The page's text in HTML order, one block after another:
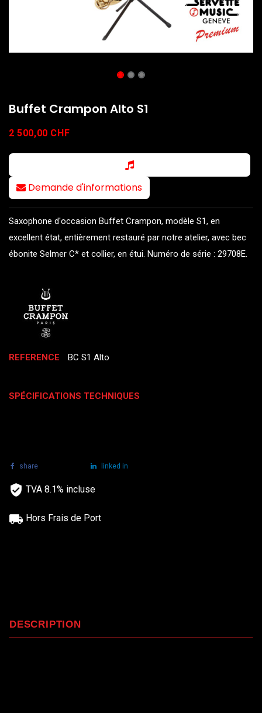
Buffet Crampon Alto S1
2 500,00 CHF
Demande d'informations
Saxophone d'occasion Buffet Crampon, modèle S1, en
excellent état, entièrement restauré par notre atelier, avec bec
ébonite Selmer C* et collier, en étui. Numéro de série : 29708E.
REFERENCE BC S1 Alto
SPÉCIFICATIONS TECHNIQUES
share linked in
TVA 8.1% incluse
Hors Frais de Port
DESCRIPTION